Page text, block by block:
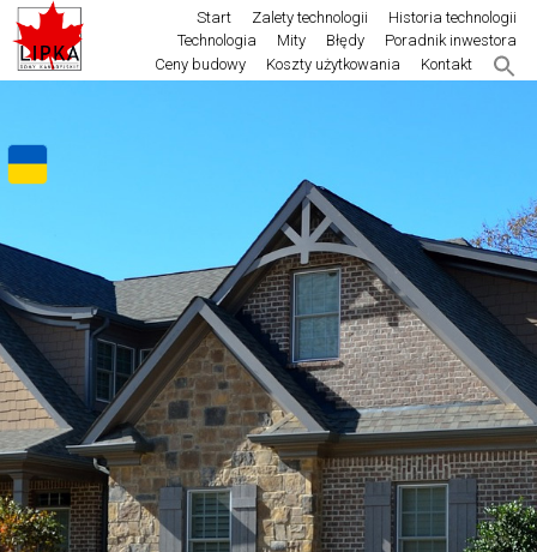
Start Zalety technologii
Historia technologii
Technologia
Mity Błędy
Poradnik inwestora
Ceny budowy
Koszty użytkowania Kontakt